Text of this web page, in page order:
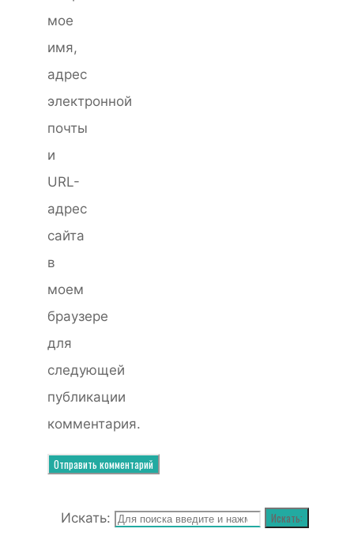
мое
имя,
адрес
электронной
почты
и
URL-
адрес
сайта
в
моем
браузере
для
следующей
публикации
комментария.
Искать: Искать: